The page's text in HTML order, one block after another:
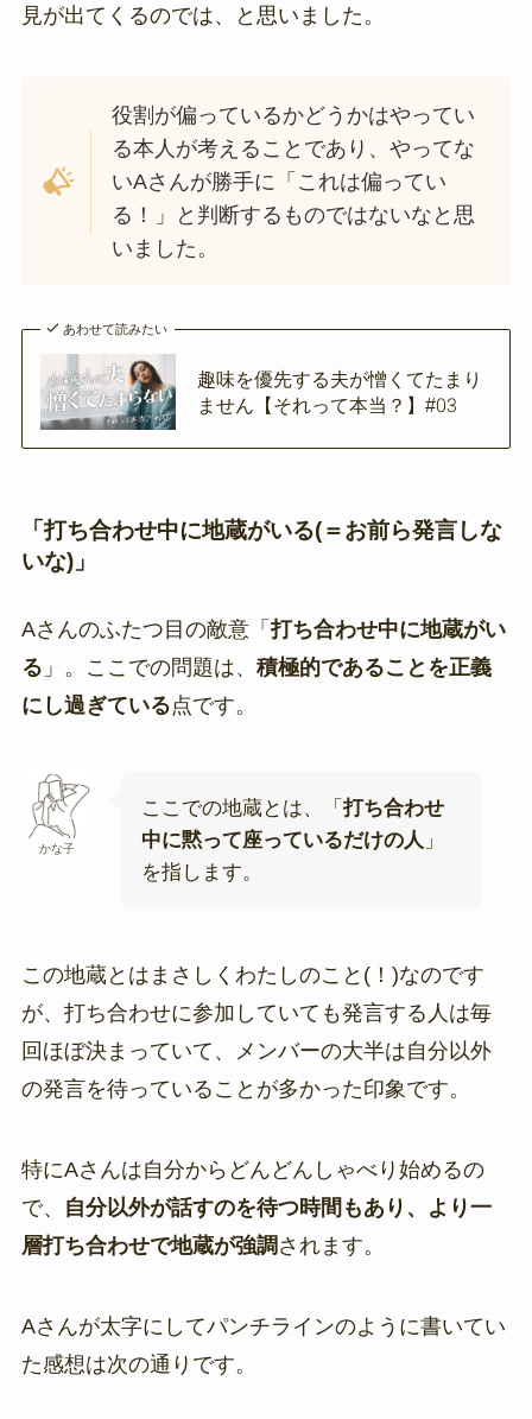
見が出てくるのでは、と思いました。
役割が偏っているかどうかはやってい
る本人が考えることであり、やってな
いAさんが勝手に「これは偏ってい
る！」と判断するものではないなと思
いました。
あわせて読みたい
趣味を優先する夫が憎くてたまり
ません【それって本当？】#03
「打ち合わせ中に地蔵がいる(＝お前ら発言しな
いな)」
Aさんのふたつ目の敵意「打ち合わせ中に地蔵がい
る 」。ここでの問題は、 積極的であることを正義
にし過ぎている点です。
かな子
ここでの地蔵とは、「 打ち合わせ
中に黙って座っているだけの人 」
を指します。
この地蔵とはまさしくわたしのこと(！)なのです
が、打ち合わせに参加していても発言する人は毎
回ほぼ決まっていて、メンバーの大半は自分以外
の発言を待っていることが多かった印象です。
特にAさんは自分からどんどんしゃべり始めるの
で、
自分以外が話すのを待つ時間もあり、より一
層打ち合わせで地蔵が強調 されます。
Aさんが太字にしてパンチラインのように書いてい
た感想は次の通りです。